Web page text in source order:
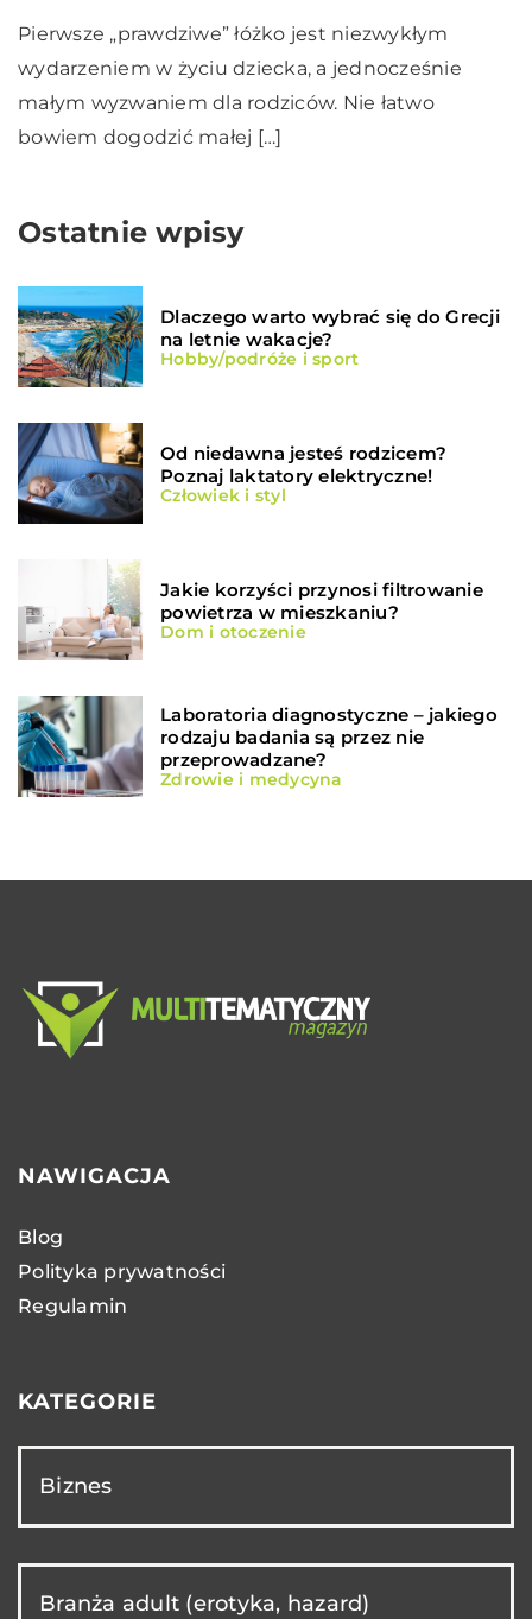
Pierwsze „prawdziwe” łóżko jest niezwykłym
wydarzeniem w życiu dziecka, a jednocześnie
małym wyzwaniem dla rodziców. Nie łatwo
bowiem dogodzić małej […]
Ostatnie wpisy
Dlaczego warto wybrać się do Grecji
na letnie wakacje?
Hobby/podróże i sport
Od niedawna jesteś rodzicem?
Poznaj laktatory elektryczne!
Człowiek i styl
Jakie korzyści przynosi filtrowanie
powietrza w mieszkaniu?
Dom i otoczenie
Laboratoria diagnostyczne – jakiego
rodzaju badania są przez nie
przeprowadzane?
Zdrowie i medycyna
NAWIGACJA
Blog
Polityka prywatności
Regulamin
KATEGORIE
Biznes
Branża adult (erotyka, hazard)